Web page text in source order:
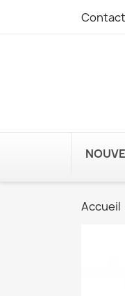
Accueil